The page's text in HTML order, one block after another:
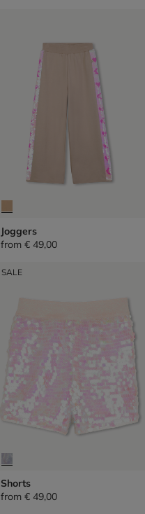
Joggers
from € 49,00
SALE
Shorts
from € 49,00